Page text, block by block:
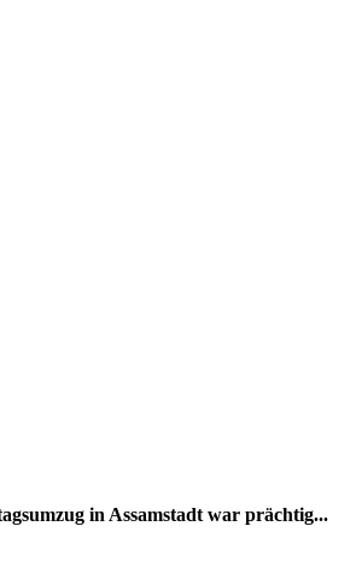
in Assamstadt war prächtig...